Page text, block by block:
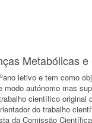
Metabólicas
letivo e tem como
autónomo mas
científico
do trabalho
da Comissão